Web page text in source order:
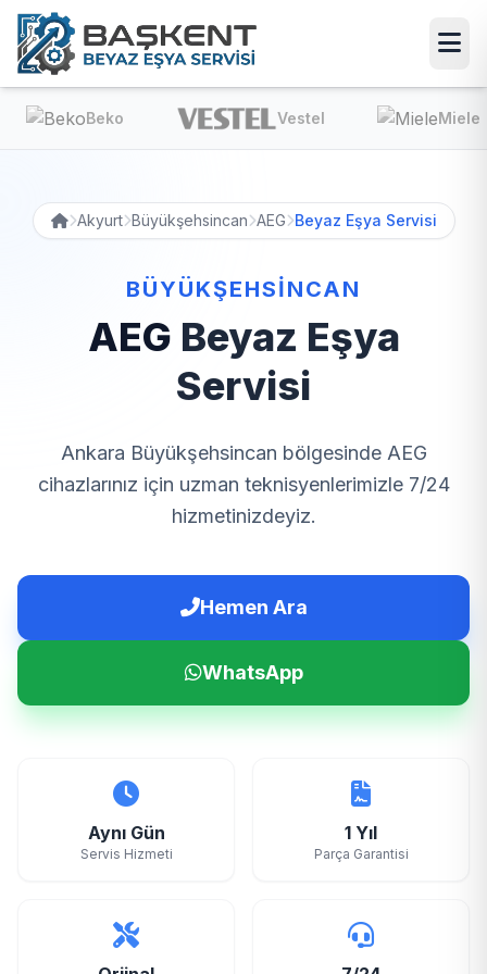
Beko Vestel Miele
Akyurt Büyükşehsincan AEG Beyaz Eşya Servisi
BÜYÜKŞEHSINCAN
AEG Beyaz Eşya
Servisi
Ankara Büyükşehsincan bölgesinde AEG
cihazlarınız için uzman teknisyenlerimizle 7/24
hizmetinizdeyiz.
Hemen Ara
WhatsApp
Aynı Gün
Servis Hizmeti
1 Yıl
Parça Garantisi